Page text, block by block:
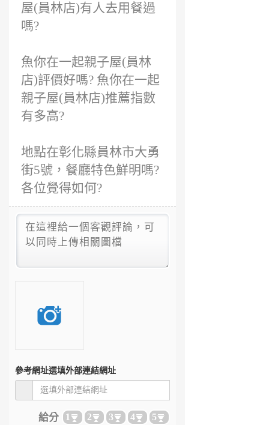
屋(員林店)有人去用餐過
嗎?
魚你在一起親子屋(員林
店)評價好嗎? 魚你在一起
親子屋(員林店)推薦指數
有多高?
地點在彰化縣員林市大勇
街5號，餐廳特色鮮明嗎?
各位覺得如何?
參考網址選填外部連結網址
給分 1 2 3 4 5